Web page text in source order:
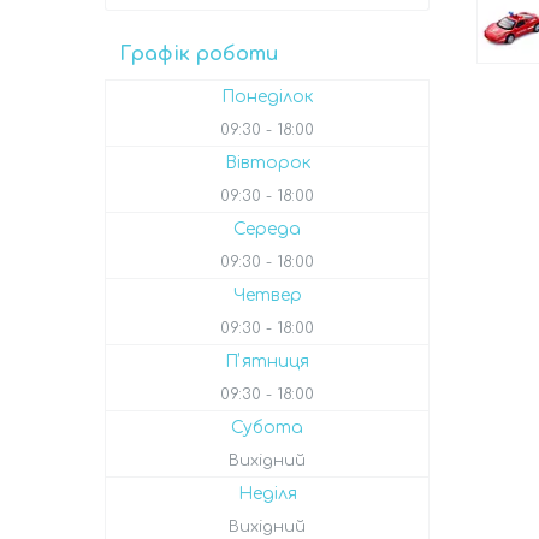
Графік роботи
Понеділок
09:30 18:00
Вівторок
09:30 18:00
Середа
09:30 18:00
Четвер
09:30 18:00
Пʼятниця
09:30 18:00
Субота
Вихідний
Неділя
Вихідний